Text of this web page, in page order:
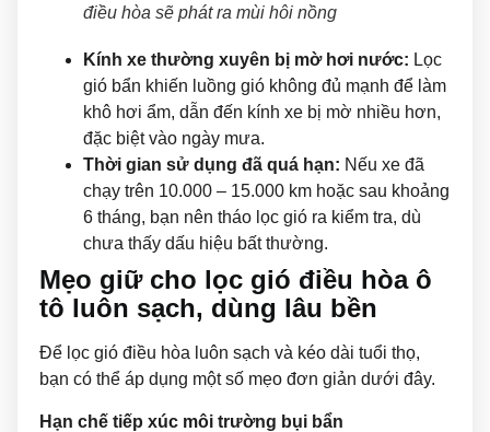
điều hòa sẽ phát ra mùi hôi nồng
Kính xe thường xuyên bị mờ hơi nước: Lọc
gió bẩn khiến luồng gió không đủ mạnh để làm
khô hơi ẩm, dẫn đến kính xe bị mờ nhiều hơn,
đặc biệt vào ngày mưa.
Thời gian sử dụng đã quá hạn: Nếu xe đã
chạy trên 10.000 – 15.000 km hoặc sau khoảng
6 tháng, bạn nên tháo lọc gió ra kiểm tra, dù
chưa thấy dấu hiệu bất thường.
Mẹo giữ cho lọc gió điều hòa ô
tô luôn sạch, dùng lâu bền
Để lọc gió điều hòa luôn sạch và kéo dài tuổi thọ,
bạn có thể áp dụng một số mẹo đơn giản dưới đây.
Hạn chế tiếp xúc môi trường bụi bẩn